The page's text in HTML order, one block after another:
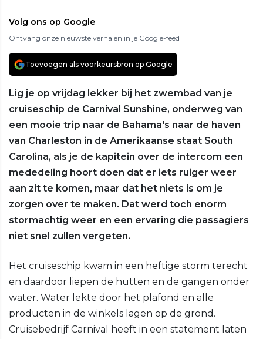
Volg ons op Google
Ontvang onze nieuwste verhalen in je Google-feed
Toevoegen als voorkeursbron op Google
Lig je op vrijdag lekker bij het zwembad van je
cruiseschip de Carnival Sunshine, onderweg van
een mooie trip naar de Bahama's naar de haven
van Charleston in de Amerikaanse staat South
Carolina, als je de kapitein over de intercom een
mededeling hoort doen dat er iets ruiger weer
aan zit te komen, maar dat het niets is om je
zorgen over te maken. Dat werd toch enorm
stormachtig weer en een ervaring die passagiers
niet snel zullen vergeten.
Het cruiseschip kwam in een heftige storm terecht
en daardoor liepen de hutten en de gangen onder
water. Water lekte door het plafond en alle
producten in de winkels lagen op de grond.
Cruisebedrijf Carnival heeft in een statement laten